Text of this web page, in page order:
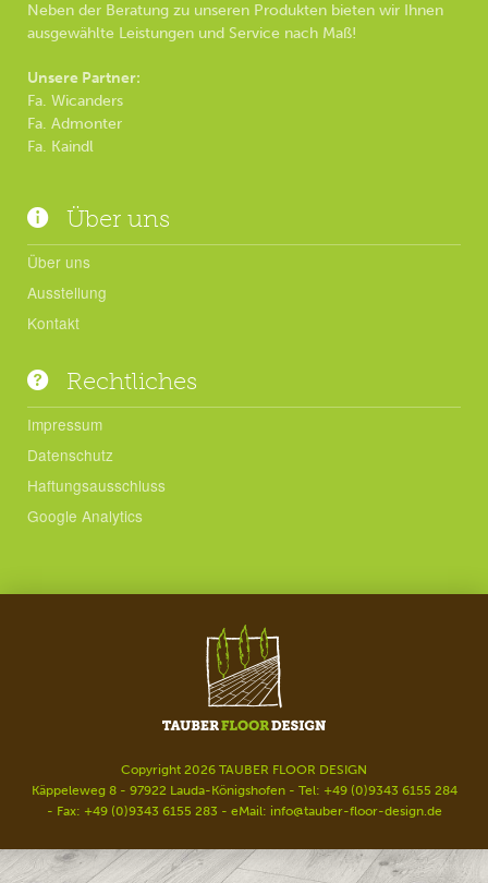
Neben der Beratung zu unseren Produkten bieten wir Ihnen
ausgewählte Leistungen und Service nach Maß!
Unsere Partner:
Fa. Wicanders
Fa. Admonter
Fa. Kaindl
Über uns
Über uns
Ausstellung
Kontakt
Rechtliches
Impressum
Datenschutz
Haftungsausschluss
Google Analytics
Copyright 2026 TAUBER FLOOR DESIGN
Käppeleweg 8 - 97922 Lauda-Königshofen - Tel: +49 (0)9343 6155 284
- Fax: +49 (0)9343 6155 283 - eMail: info@tauber-floor-design.de